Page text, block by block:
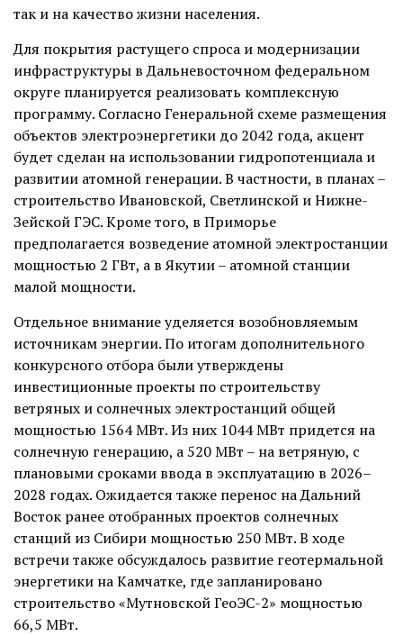
так и на качество жизни населения.
Для покрытия растущего спроса и модернизации
инфраструктуры в Дальневосточном федеральном
округе планируется реализовать комплексную
программу. Согласно Генеральной схеме размещения
объектов электроэнергетики до 2042 года, акцент
будет сделан на использовании гидропотенциала и
развитии атомной генерации. В частности, в планах –
строительство Ивановской, Светлинской и Нижне-
Зейской ГЭС. Кроме того, в Приморье
предполагается возведение атомной электростанции
мощностью 2 ГВт, а в Якутии – атомной станции
малой мощности.
Отдельное внимание уделяется возобновляемым
источникам энергии. По итогам дополнительного
конкурсного отбора были утверждены
инвестиционные проекты по строительству
ветряных и солнечных электростанций общей
мощностью 1564 МВт. Из них 1044 МВт придется на
солнечную генерацию, а 520 МВт – на ветряную, с
плановыми сроками ввода в эксплуатацию в 2026–
2028 годах. Ожидается также перенос на Дальний
Восток ранее отобранных проектов солнечных
станций из Сибири мощностью 250 МВт. В ходе
встречи также обсуждалось развитие геотермальной
энергетики на Камчатке, где запланировано
строительство «Мутновской ГеоЭС-2» мощностью
66,5 МВт.